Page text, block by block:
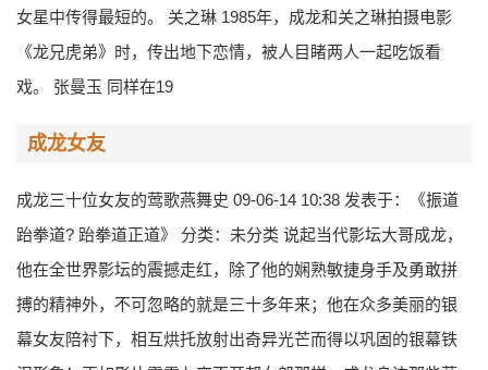
女星中传得最短的。 关之琳 1985年，成龙和关之琳拍摄电影
《龙兄虎弟》时，传出地下恋情，被人目睹两人一起吃饭看
戏。 张曼玉 同样在19
成龙女友
成龙三十位女友的莺歌燕舞史 09-06-14 10:38 发表于：《振道
跆拳道? 跆拳道正道》 分类：未分类 说起当代影坛大哥成龙，
他在全世界影坛的震撼走红，除了他的娴熟敏捷身手及勇敢拼
搏的精神外，不可忽略的就是三十多年来；他在众多美丽的银
幕女友陪衬下，相互烘托放射出奇异光芒而得以巩固的银幕铁